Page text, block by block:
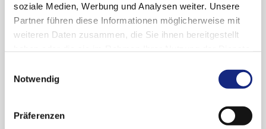
soziale Medien, Werbung und Analysen weiter. Unsere
Partner führen diese Informationen möglicherweise mit
weiteren Daten zusammen, die Sie ihnen bereitgestellt
Cookies, wenn Sie unsere Webseite weiterhin
Notwendig
Präferenzen
Oktober (1)
2021
September (1)
September (1)
Mai (1)
2019
Mai (1)
2018